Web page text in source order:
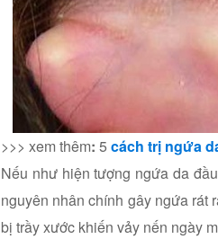
>>> xem thêm: 5 cách trị ngứa
Nếu như hiện tượng ngứa da
nguyên nhân chính gây ngứa rát
bị trầy xước khiến vảy nến ngày